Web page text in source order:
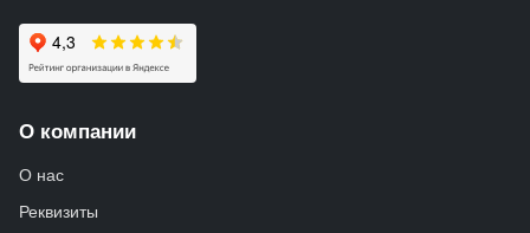
О компании
О нас
Реквизиты